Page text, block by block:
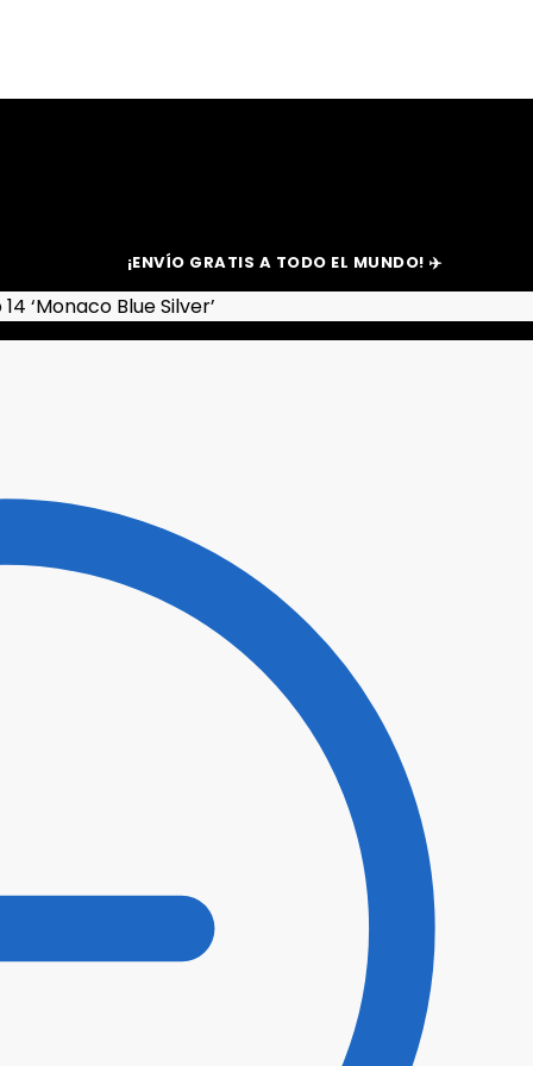
¡ENVÍO GRATIS A TODO EL MUNDO! ✈️
‘Monaco Blue Silver’